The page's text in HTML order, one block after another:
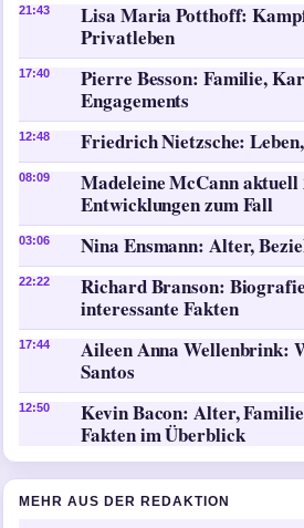
21:43
Lisa Maria Potthoff:
Privatleben
17:40
Pierre Besson: Familie,
Engagements
12:48 Friedrich Nietzsche:
08:09
Madeleine McCann aktuell
Entwicklungen zum Fall
03:06 Nina Ensmann: Alter,
22:22
Richard Branson:
interessante Fakten
17:44
Aileen Anna Wellenbrink:
Santos
12:50
Kevin Bacon: Alter,
Fakten im Überblick
MEHR AUS DER REDAKTION